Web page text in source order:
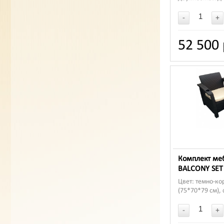
обеденный
- +
52 500
Комплект
BALCONY SET
Цвет: темно-
(75*70*79 см),
- +